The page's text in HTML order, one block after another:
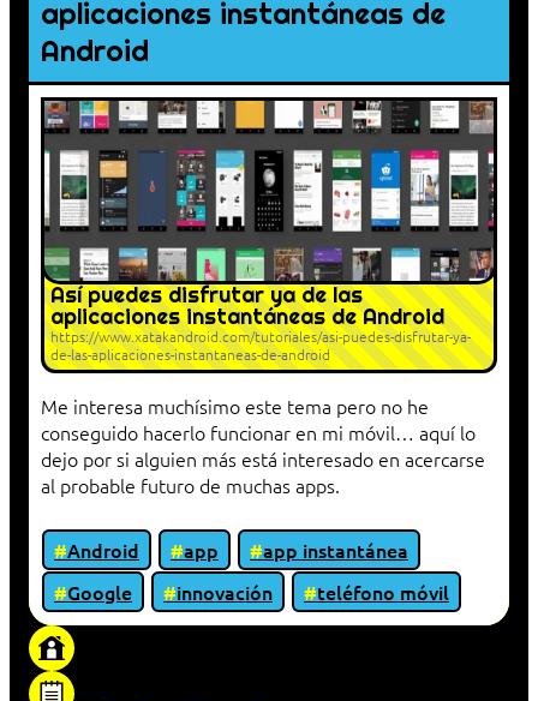
aplicaciones instantáneas de
Android
Así puedes disfrutar ya de las
aplicaciones instantáneas de Android
https://www.xatakandroid.com/tutoriales/asi-puedes-disfrutar-ya-
de-las-aplicaciones-instantaneas-de-android
Me interesa muchísimo este tema pero no he
conseguido hacerlo funcionar en mi móvil… aquí lo
dejo por si alguien más está interesado en acercarse
al probable futuro de muchas apps.
Android app
app instantánea
Google
innovación
teléfono móvil